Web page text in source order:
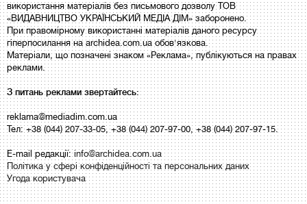
використання матеріалів без письмового дозволу ТОВ
«ВИДАВНИЦТВО УКРАЇНСЬКИЙ МЕДІА ДІМ» заборонено.
При правомірному використанні матеріалів даного ресурсу
гіперпосилання на archidea.com.ua обов'язкова.
Матеріали, що позначені знаком «Реклама», публікуються на правах
реклами.
З питань реклами звертайтесь:
reklama@mediadim.com.ua
Тел: +38 (044) 207-33-05, +38 (044) 207-97-00, +38 (044) 207-97-15.
E-mail редакції:info@archidea.com.ua
Політика у сфері конфіденційності та персональних даних
Угода користувача